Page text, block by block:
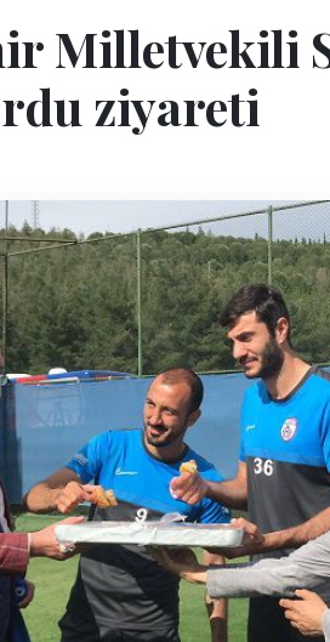
Milletvekili
ziyareti